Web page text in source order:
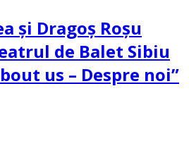
și Dragoș Roșu
de Balet Sibiu
us – Despre noi”